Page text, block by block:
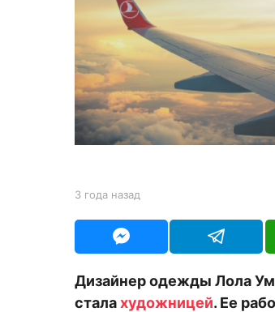
г
д
а
н
а
з
b
e
i
o
r
3 года назад
а
а
з
Дизайнер одежды Лола
сталахудожницей. Ее